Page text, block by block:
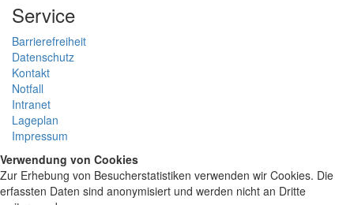
Service
Barrierefreiheit
Datenschutz
Kontakt
Notfall
Intranet
Lageplan
Impressum
Verwendung von Cookies
Zur Erhebung von Besucherstatistiken verwenden wir Cookies. Die
erfassten Daten sind anonymisiert und werden nicht an Dritte